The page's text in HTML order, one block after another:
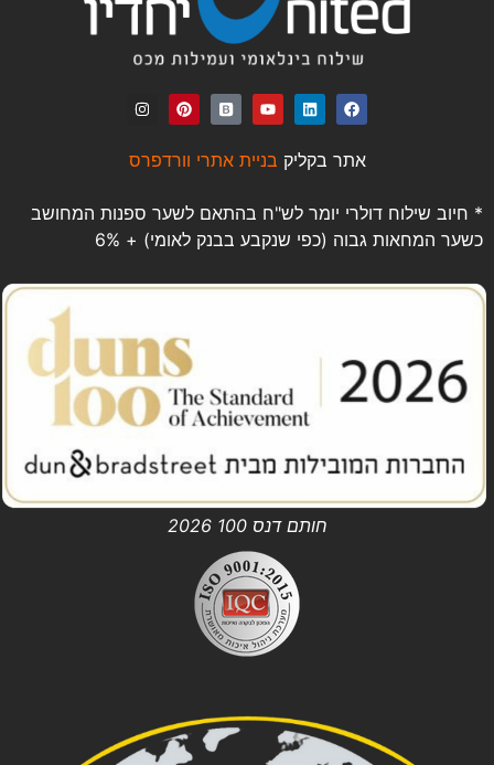
אתר בקליק בניית אתרי וורדפרס
* חיוב שילוח דולרי יומר לש"ח בהתאם לשער ספנות המחושב
כשער המחאות גבוה (כפי שנקבע בבנק לאומי) + 6%
חותם דנס 100 2026